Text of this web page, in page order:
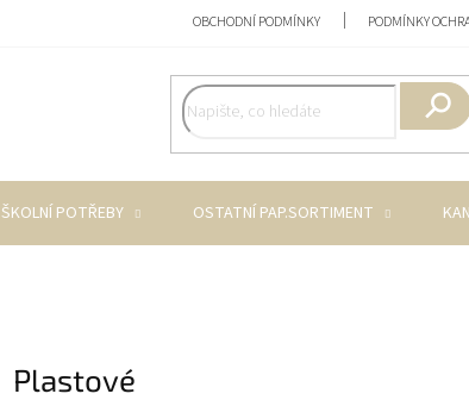
OBCHODNÍ PODMÍNKY PODMÍNKY
ŠKOLNÍ POTŘEBY OSTATNÍ PAP.SORTIMENT
Plastové